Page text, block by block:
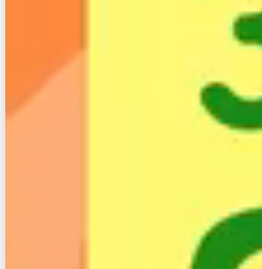
Nプラン光は、光ファイバー回線とプロバイダが一体
になったサービスなので、
毎月のネット利用に掛かる費用が分かりやすくなりま
すし、なにかあった時にどこに聞けばいいかも明確に